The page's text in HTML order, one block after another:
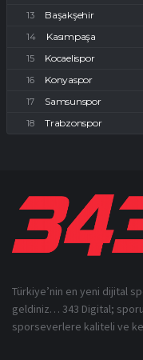
Başakşehir
Kasımpaşa
Kocaelispor
Konyaspor
Samsunspor
Trabzonspor
Türkiye’nin en yeni dijital
geldiniz… 343 Digital;
sporseverlere kaliteli ve